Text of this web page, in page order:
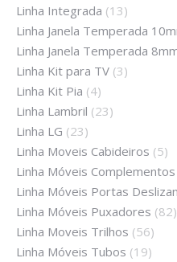
Linha Integrada (13)
Linha Janela Temperada
Linha Janela Temperada
Linha Kit para TV (3)
Linha Kit Pia (4)
Linha Lambril (23)
Linha LG (23)
Linha Moveis Cabideiros (5)
Linha Móveis Complementos
Linha Móveis Portas
Linha Móveis Puxadores (82)
Linha Moveis Trilhos (56)
Linha Móveis Tubos (19)